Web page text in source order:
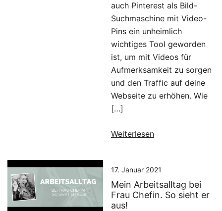
auch Pinterest als Bild-
Suchmaschine mit Video-
Pins ein unheimlich
wichtiges Tool geworden
ist, um mit Videos für
Aufmerksamkeit zu sorgen
und den Traffic auf deine
Webseite zu erhöhen. Wie
[…]
Weiterlesen
17. Januar 2021
Mein Arbeitsalltag bei
Frau Chefin. So sieht er
aus!